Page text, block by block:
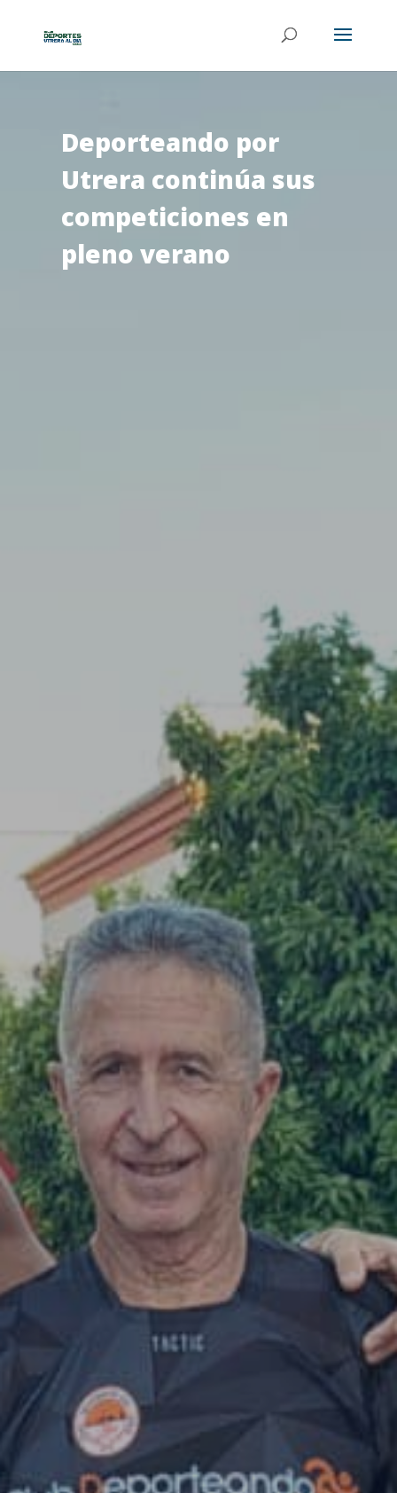
Deporteando por
Utrera continúa sus
competiciones en
pleno verano